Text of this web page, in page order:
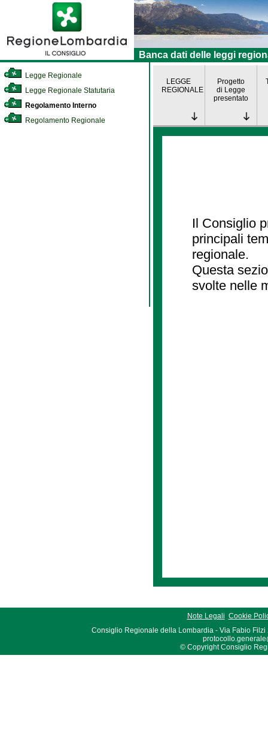
Banca dati delle leggi
Legge Regionale
Legge Regionale Statutaria
Regolamento Interno
Regolamento Regionale
LEGGE
REGIONALE
Progetto
di Legge
presentato
Il Consiglio
principali
regionale.
Questa
svolte nelle
Note Legali Cookie
Consiglio Regionale della Lombardia - Via Fabio Filzi
© Copyright Consiglio